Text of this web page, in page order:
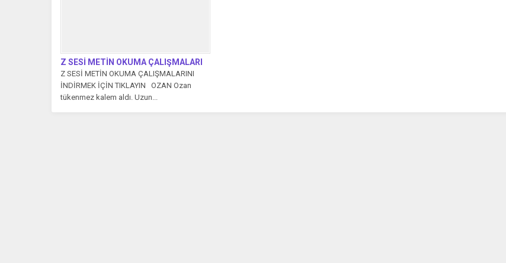
Z SESİ METİN OKUMA ÇALIŞMALARI
Z SESİ METİN OKUMA ÇALIŞMALARINI
İNDİRMEK İÇİN TIKLAYIN OZAN Ozan
tükenmez kalem aldı. Uzun...